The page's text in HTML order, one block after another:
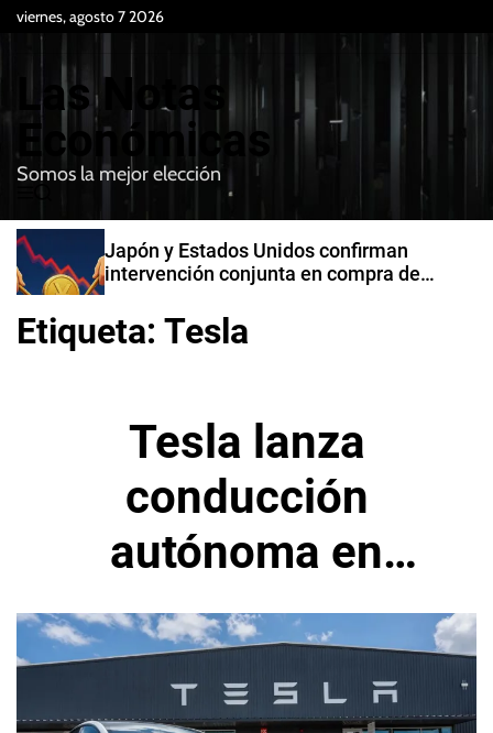
viernes, agosto 7 2026
Las Notas
Económicas
Somos la mejor elección
e
n
u
B
u
c
a
Japón y Estados Unidos confirman
intervención conjunta en compra de
Etiqueta: Tesla
Tesla lanza
conducción
autónoma en
Lituania